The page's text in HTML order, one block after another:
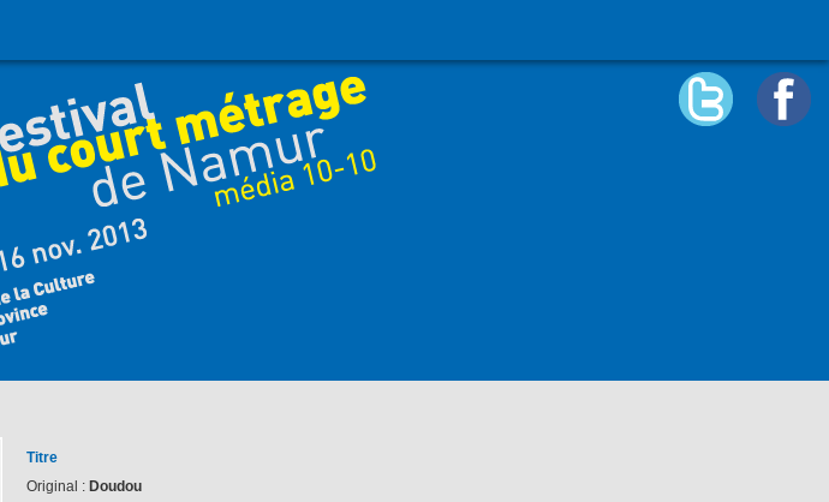
Titre
Original : Doudou